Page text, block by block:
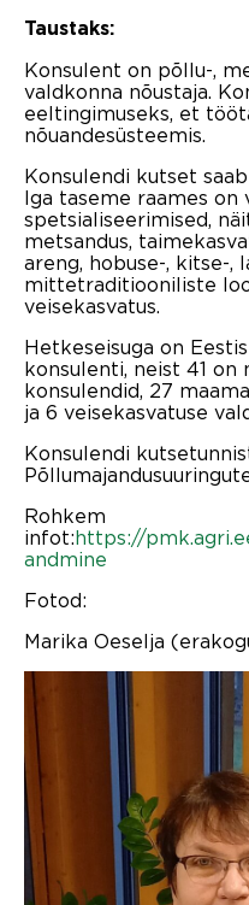
Taustaks:
Konsulent on põllu-,
valdkonna nõustaja.
eeltingimuseks, et
nõuandesüsteemis.
Konsulendi kutset
Iga taseme raames on
spetsialiseerimised,
metsandus,
areng, hobuse-, kitse-,
mittetraditiooniliste
veisekasvatus.
Hetkeseisuga on
konsulenti, neist 41 on
konsulendid, 27
ja 6 veisekasvatuse
Konsulendi
Rohkem
infot:https://
andmine
Fotod:
Marika Oeselja